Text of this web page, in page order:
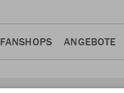
FANSHOPS ANGEBOTE